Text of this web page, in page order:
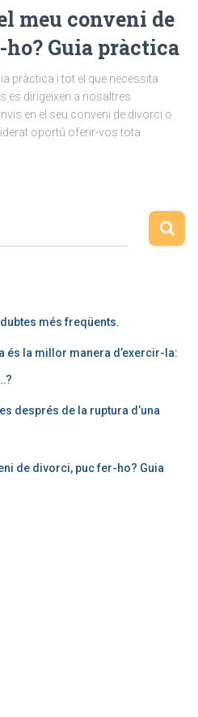
meu conveni de
Guia pràctica
pràctica i tot el que necessita
es dirigeixen a nosaltres
en el seu conveni de divorci o
oportú oferir-vos tota
més freqüents.
és la millor manera d’exercir-la:
després de la ruptura d’una
de divorci, puc fer-ho? Guia